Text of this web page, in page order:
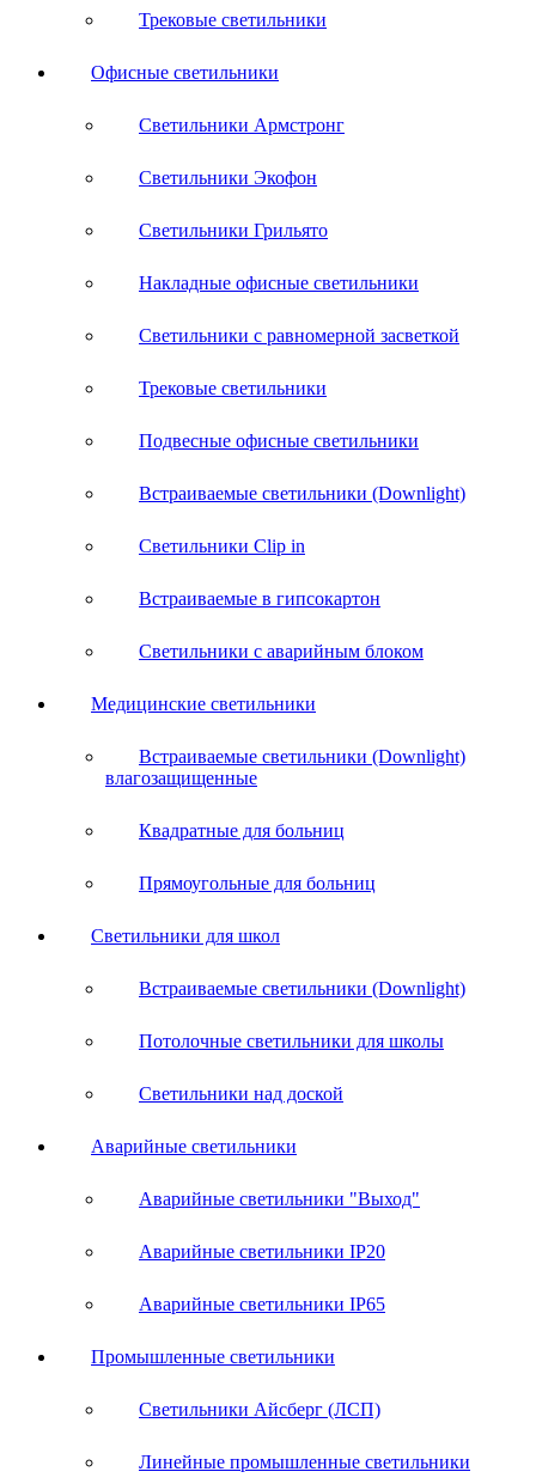
Трековые светильники
Офисные светильники
Светильники Армстронг
Светильники Экофон
Светильники Грильято
Накладные офисные светильники
Светильники с равномерной засветкой
Трековые светильники
Подвесные офисные светильники
Встраиваемые светильники (Downlight)
Светильники Clip in
Встраиваемые в гипсокартон
Светильники с аварийным блоком
Медицинские светильники
Встраиваемые светильники (Downlight)
влагозащищенные
Квадратные для больниц
Прямоугольные для больниц
Светильники для школ
Встраиваемые светильники (Downlight)
Потолочные светильники для школы
Светильники над доской
Аварийные светильники
Аварийные светильники "Выход"
Аварийные светильники IP20
Аварийные светильники IP65
Промышленные светильники
Светильники Айсберг (ЛСП)
Линейные промышленные светильники